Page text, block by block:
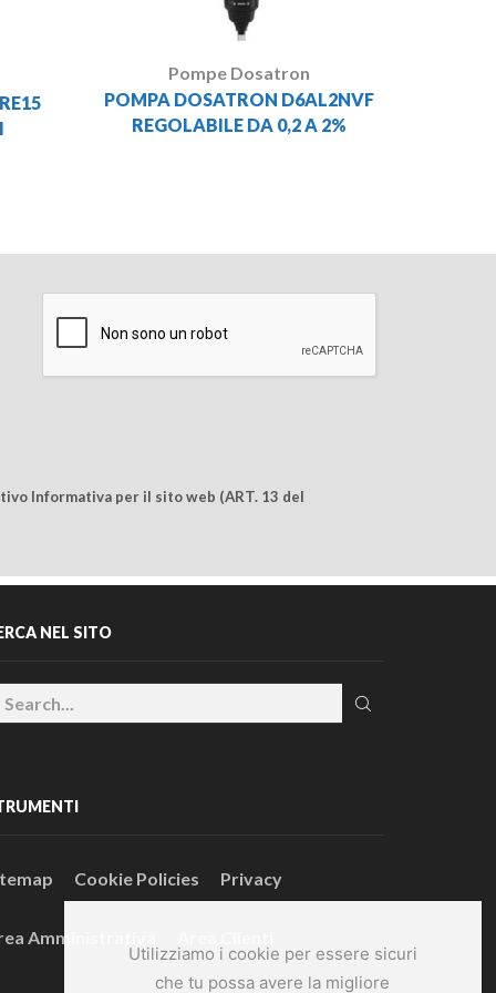
Utilizziamo i cookie per essere sicuri
che tu possa avere la migliore
Pompe Dosatron
POMPA DOSATRON D6AL2NVF
REGOLABILE DA 0,2 A 2%
Informativa per il sito web (ART. 13 del
NEL SITO
Cookie Policies Privacy
Amministrativa